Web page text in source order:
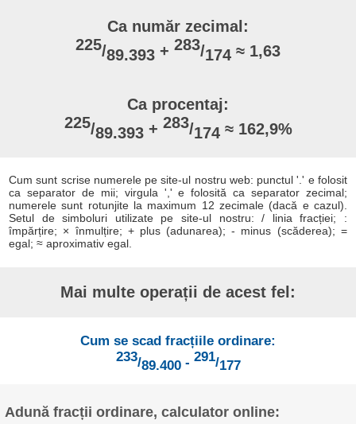
Ca număr zecimal:
225/89.393 + 283/174 ≈ 1,63
Ca procentaj:
225/89.393 + 283/174 ≈ 162,9%
Cum sunt scrise numerele pe site-ul nostru web: punctul '.' e folosit
ca separator de mii; virgula ',' e folosită ca separator zecimal;
numerele sunt rotunjite la maximum 12 zecimale (dacă e cazul).
Setul de simboluri utilizate pe site-ul nostru: / linia fracției; :
împărțire; × înmulțire; + plus (adunarea); - minus (scăderea); =
egal; ≈ aproximativ egal.
Mai multe operații de acest fel:
Cum se scad fracțiile ordinare:
233/89.400- 291/177
Adună fracții ordinare, calculator online: